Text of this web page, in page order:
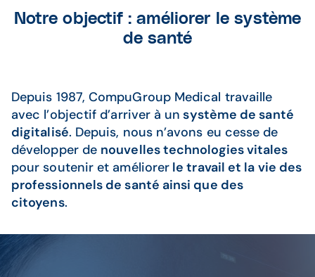
Notre objectif : améliorer le système
de santé
Depuis 1987, CompuGroup Medical travaille
avec l’objectif d’arriver à un système de santé
digitalisé. Depuis, nous n’avons eu cesse de
développer de nouvelles technologies vitales
pour soutenir et améliorer le travail et la vie des
professionnels de santé ainsi que des
citoyens.